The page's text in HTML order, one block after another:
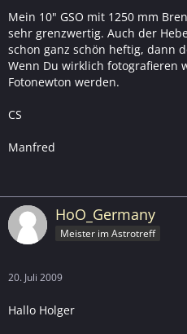
Mein 10" GSO mit 1250 mm
sehr grenzwertig. Auch der
schon ganz schön heftig, dann
Wenn Du wirklich fotografieren
Fotonewton werden.
CS
Manfred
HoO_Germany
Meister im Astrotreff
20. Juli 2009
Hallo Holger